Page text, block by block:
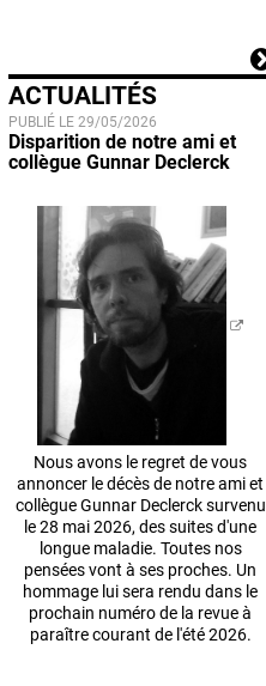
ACTUALITÉS
PUBLIÉ LE 29/05/2026
Disparition de notre ami et
collègue Gunnar Declerck
Nous avons le regret de vous
annoncer le décès de notre ami et
collègue Gunnar Declerck survenu
le 28 mai 2026, des suites d'une
longue maladie. Toutes nos
pensées vont à ses proches. Un
hommage lui sera rendu dans le
prochain numéro de la revue à
paraître courant de l'été 2026.